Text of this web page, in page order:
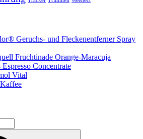
Geruchs- und Fleckenentferner Spray
Fruchtinade Orange-Maracuja
Concentrate
Vital